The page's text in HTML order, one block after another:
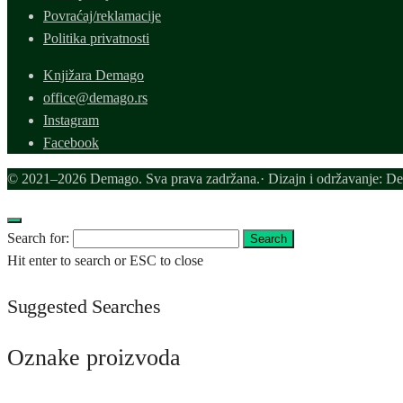
Povraćaj/reklamacije
Politika privatnosti
Knjižara Demago
office@demago.rs
Instagram
Facebook
© 2021–2026 Demago. Sva prava zadržana.· Dizajn i održavanje:
Search for: Search
Hit enter to search or ESC to close
Suggested Searches
Oznake proizvoda